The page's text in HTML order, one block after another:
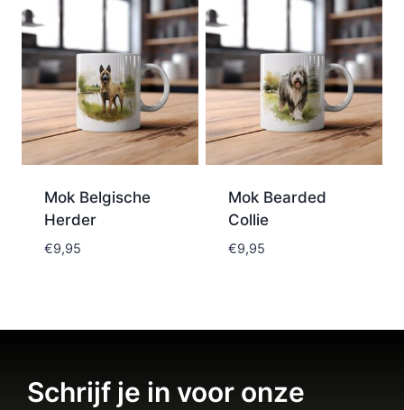
Mok Belgische
Herder
€9,95
Mok Bearded
Collie
€9,95
Schrijf je in voor onze